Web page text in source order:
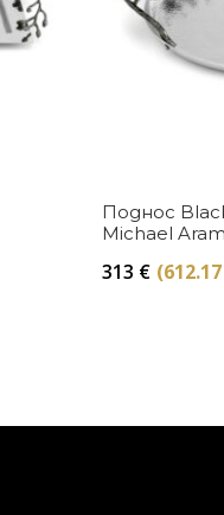
Поднос
Michael
313 €